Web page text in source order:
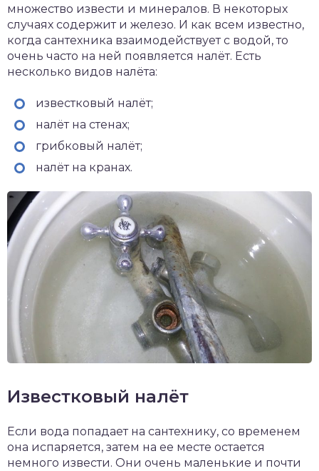
множество извести и минералов. В некоторых
случаях содержит и железо. И как всем известно,
когда сантехника взаимодействует с водой, то
очень часто на ней появляется налёт. Есть
несколько видов налёта:
известковый налёт;
налёт на стенах;
грибковый налёт;
налёт на кранах.
Известковый налёт
Если вода попадает на сантехнику, со временем
она испаряется, затем на ее месте остается
немного извести. Они очень маленькие и почти